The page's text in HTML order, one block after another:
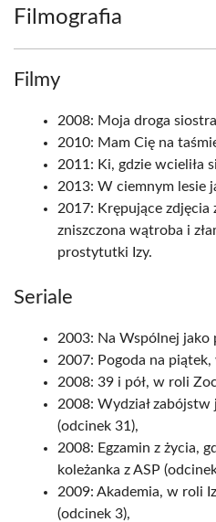
Filmografia
Filmy
2008: Moja droga
2010: Mam Cię na
2011: Ki, gdzie wcieliła
2013: W ciemnym lesie
2017: Krępujące zdjęcia
zniszczona wątroba i
prostytutki Izy.
Seriale
2003: Na Wspólnej jako
2007: Pogoda na piątek,
2008: 39 i pół, w roli
2008: Wydział zabójstw
(odcinek 31),
2008: Egzamin z życia,
koleżanka z ASP
2009: Akademia, w roli
(odcinek 3),